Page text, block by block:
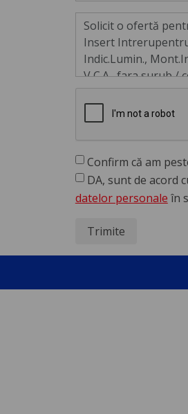
Confirm că am
DA, sunt de acord
datelor personale în
Trimite